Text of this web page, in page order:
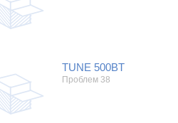
TUNE 500BT
Проблем 38